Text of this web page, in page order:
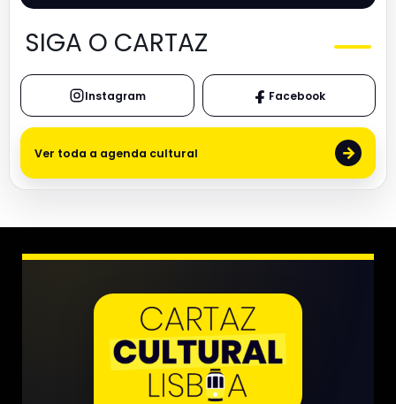
SIGA O CARTAZ
Instagram Facebook
Ver toda a agenda cultural →